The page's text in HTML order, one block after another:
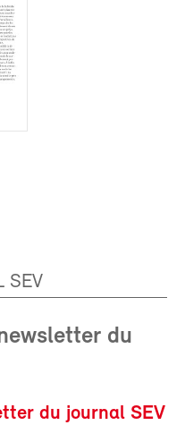
SEV
du
du journal SEV